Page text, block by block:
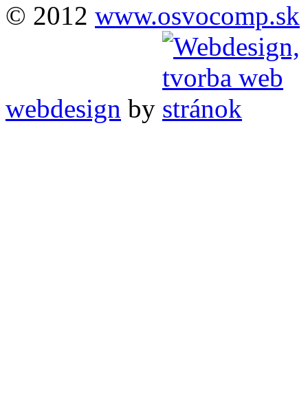
© 2012 www.osvocomp.sk
webdesign by